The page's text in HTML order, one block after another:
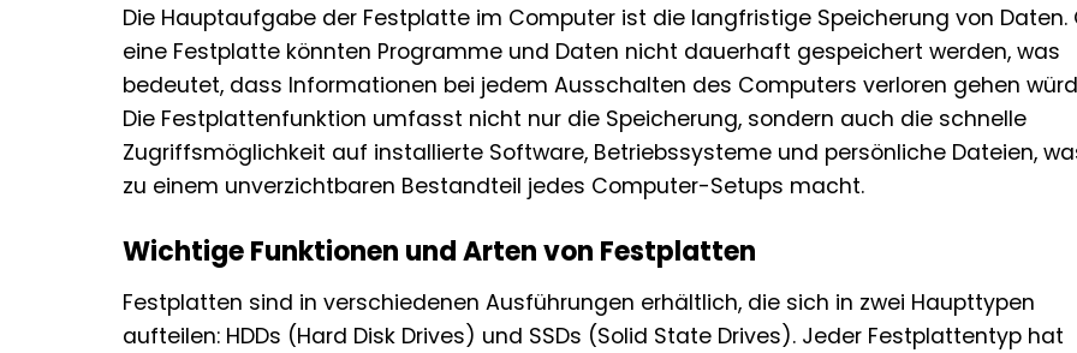
Die Hauptaufgabe der Festplatte im Computer ist die langfristige Speicherung von Daten.
eine Festplatte könnten Programme und Daten nicht dauerhaft gespeichert werden, was
bedeutet, dass Informationen bei jedem Ausschalten des Computers verloren gehen
Die Festplattenfunktion umfasst nicht nur die Speicherung, sondern auch die schnelle
Zugriffsmöglichkeit auf installierte Software, Betriebssysteme und persönliche Dateien,
zu einem unverzichtbaren Bestandteil jedes Computer-Setups macht.
Wichtige Funktionen und Arten von Festplatten
Festplatten sind in verschiedenen Ausführungen erhältlich, die sich in zwei Haupttypen
aufteilen: HDDs (Hard Disk Drives) und SSDs (Solid State Drives). Jeder Festplattentyp hat